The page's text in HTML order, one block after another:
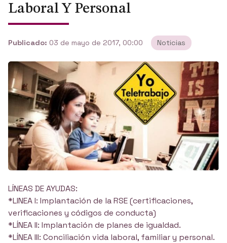
Laboral Y Personal
Publicado: 03 de mayo de 2017, 00:00 Noticias
LÍNEAS DE AYUDAS:
*LINEA I: Implantación de la RSE (certificaciones,
verificaciones y códigos de conducta)
*LÍNEA II: Implantación de planes de igualdad.
*LÍNEA III: Conciliación vida laboral, familiar y personal.